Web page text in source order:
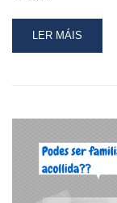
MENORES
DE
TRES
ANOS
READ
MORE
SAÚDE
MATERNA
INFANTIL
LER MÁIS